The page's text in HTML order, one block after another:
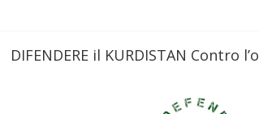
DIFENDERE il KURDISTAN Contro